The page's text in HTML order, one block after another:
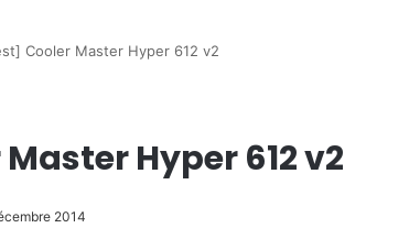
Cooler Master Hyper 612 v2
Hyper 612 v2
2014